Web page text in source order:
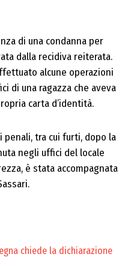
di una condanna per
dalla recidiva reiterata.
alcune operazioni
di una ragazza che aveva
carta d’identità.
penali, tra cui furti, dopo la
negli uffici del locale
è stata accompagnata
chiede la dichiarazione